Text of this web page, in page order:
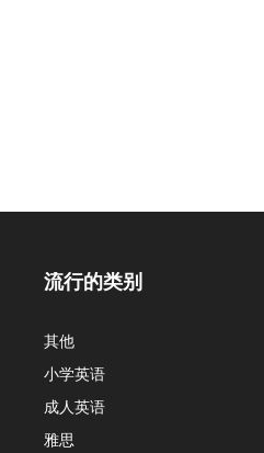
流行的类别
其他
小学英语
成人英语
雅思